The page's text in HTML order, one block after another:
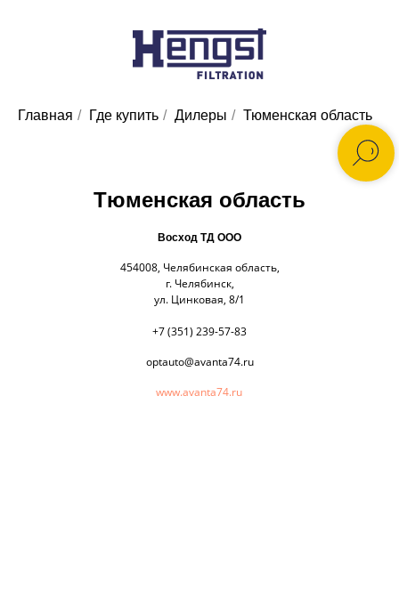
Главная / Где купить / Дилеры / Тюменская область
Восход ТД ООО
454008, Челябинская область,
г. Челябинск,
ул. Цинковая, 8/1
+7 (351) 239-57-83
www.avanta74.ru
Тюменская область
optauto@avanta74.ru